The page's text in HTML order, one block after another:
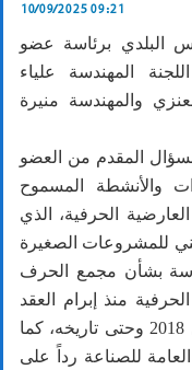
10/09/2025 09:21
البلدي برئاسة عضو
المهندسة علياء
والمهندسة منيرة
المقدم من العضو
والأنشطة المسموح
الحرفية، الذي
للمشروعات الصغيرة
بشأن مجمع الحرف
منذ إبرام العقد
مع الهيئة العامة للصناعة بتاريخ 1 أبريل 2018 وحتى تاريخه، كما
للصناعة رداً على